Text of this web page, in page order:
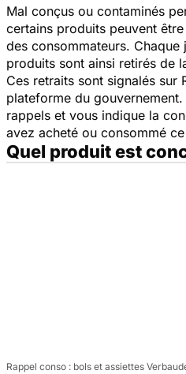
Mal conçus ou contaminés
certains produits peuvent
des consommateurs.
produits sont ainsi retirés de
Ces retraits sont signalés sur
plateforme du
rappels et vous indique la
avez acheté ou consommé
Quel produit est
Rappel conso : bols et assiettes